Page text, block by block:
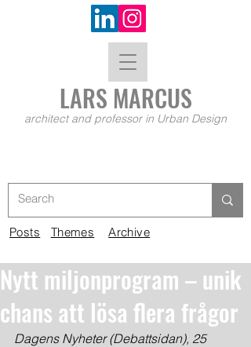
LARS MARCUS
architect and professor in Urban Design
Nytt miljonprogram – unik
chans att lösa flera frågor
Dagens Nyheter (Debattsidan), 25
Posts Themes Archive